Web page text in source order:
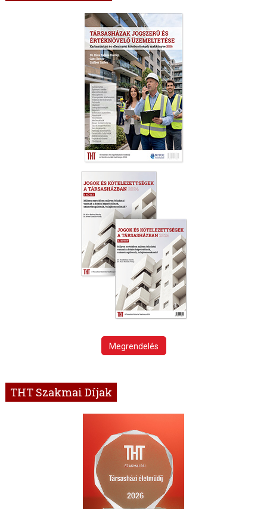
Megrendelés
THT Szakmai Díjak